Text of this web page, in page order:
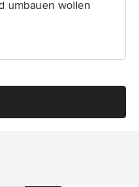
umbauen wollen